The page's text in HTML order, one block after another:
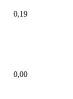
0,19
0,00